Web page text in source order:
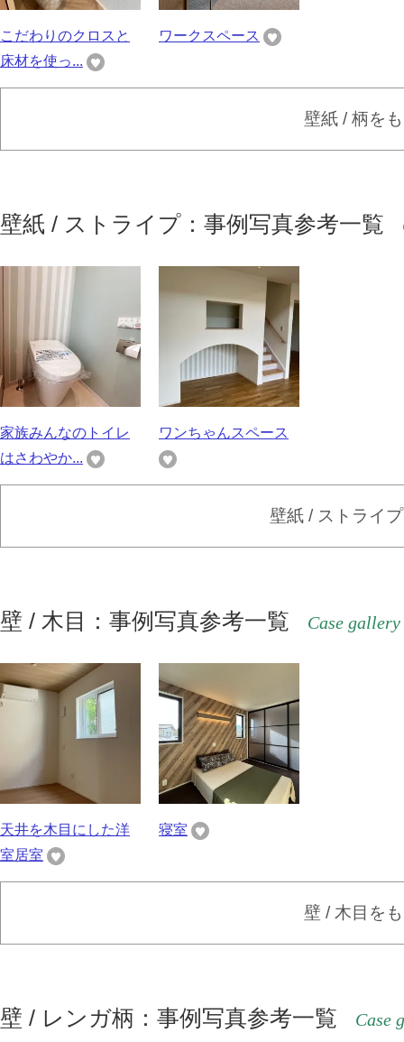
こだわりのクロスと
床材を使っ...
ワークスペース
壁紙 / 柄を
壁紙 / ストライプ：事例写真参考一覧
家族みんなのトイレ
はさわやか...
ワンちゃんスペース
壁紙 / ストライ
壁 / 木目：事例写真参考一覧 Case gallery
天井を木目にした洋
室居室
寝室
壁 / 木目を
壁 / レンガ柄：事例写真参考一覧 Case